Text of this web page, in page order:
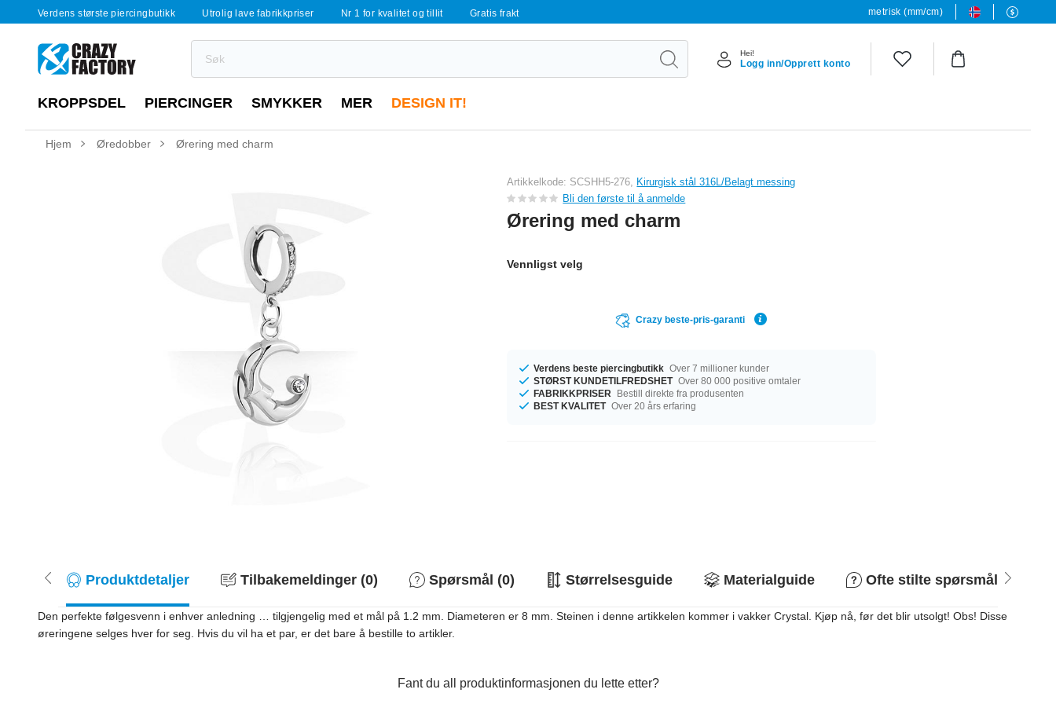
Verdens største piercingbutikk Utrolig lave fabrikkpriser Nr 1 for kvalitet og tillit Gratis frakt metrisk (mm/cm)
Hei!
Logg inn/Opprett konto
KROPPSDEL PIERCINGER SMYKKER MER DESIGN IT!
Hjem Øredobber Ørering med charm
Artikkelkode: SCSHH5-276, Kirurgisk stål 316L/Belagt messing
Bli den første til å anmelde
Ørering med charm
Vennligst velg
Crazy beste-pris-garanti
Verdens beste piercingbutikk Over 7 millioner kunder
STØRST KUNDETILFREDSHET Over 80 000 positive omtaler
FABRIKKPRISER
Bestill direkte fra produsenten
BEST KVALITET Over 20 års erfaring
Produktdetaljer Tilbakemeldinger (0) Spørsmål (0) Størrelsesguide Materialguide Ofte stilte spørsmål
Den perfekte følgesvenn i enhver anledning … tilgjengelig med et mål på 1.2 mm. Diameteren er 8 mm. Steinen i denne artikkelen kommer i vakker Crystal. Kjøp nå, før det blir utsolgt! Obs! Disse
øreringene selges hver for seg. Hvis du vil ha et par, er det bare å bestille to artikler.
Fant du all produktinformasjonen du lette etter?